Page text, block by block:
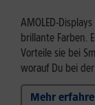
AMOLED-
brillante Farben.
Vorteile sie bei
worauf Du bei
Mehr